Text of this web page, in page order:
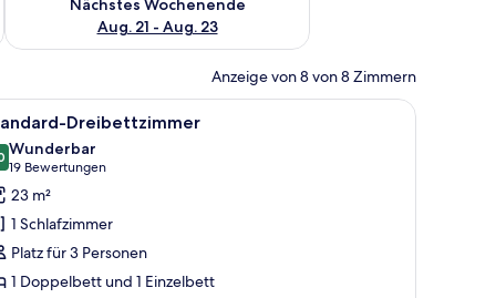
Nächstes Wochenende
Aug. 21 - Aug. 23
Anzeige von 8 von 8 Zimmern
und einem Fernseher.einem Schreibtisch mit Stuhl, einem Fernseher und einem
Ein Hotelzimmer mit zwei Betten, einem
6 Dreibettzimmer
von 10
Wunderbar
19 Bewertungen
(19
Bewertungen)
23 m²
1 Schlafzimmer
Platz für 3 Personen
1 Doppelbett und 1 Einzelbett